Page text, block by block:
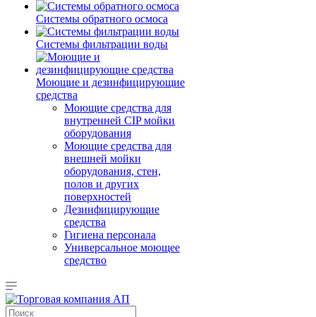
Системы обратного осмоса
Системы фильтрации воды
Моющие и дезинфицирующие
средства
Моющие средства для
внутренней CIP мойки
оборудования
Моющие средства для
внешней мойки
оборудования, стен,
полов и других
поверхностей
Дезинфицирующие
средства
Гигиена персонала
Универсальное моющее
средство